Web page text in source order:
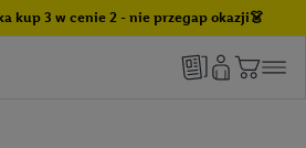
kup 3 w cenie 2 - nie przegap okazji👗